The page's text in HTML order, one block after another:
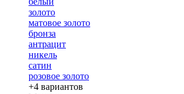
золото
матовое золото
бронза
антрацит
никель
сатин
розовое золото
+4 вариантов